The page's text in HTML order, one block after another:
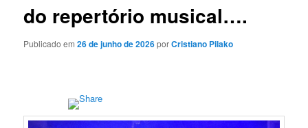
do repertório musical….
Publicado em26 de junho de 2026porCristiano Pilako